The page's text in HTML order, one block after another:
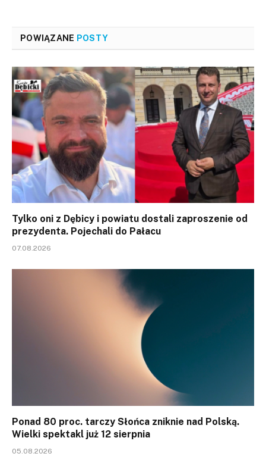
POWIĄZANE POSTY
Tylko oni z Dębicy i powiatu dostali zaproszenie od
prezydenta. Pojechali do Pałacu
07.08.2026
Ponad 80 proc. tarczy Słońca zniknie nad Polską.
Wielki spektakl już 12 sierpnia
05.08.2026